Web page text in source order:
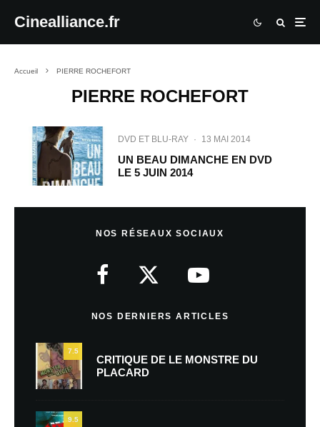
Cinealliance.fr
Accueil PIERRE ROCHEFORT
PIERRE ROCHEFORT
DVD ET BLU-RAY · 13 MAI 2014
UN BEAU DIMANCHE EN DVD
LE 5 JUIN 2014
NOS RÉSEAUX SOCIAUX
NOS DERNIERS ARTICLES
7.5
CRITIQUE DE LE MONSTRE DU
PLACARD
9.5